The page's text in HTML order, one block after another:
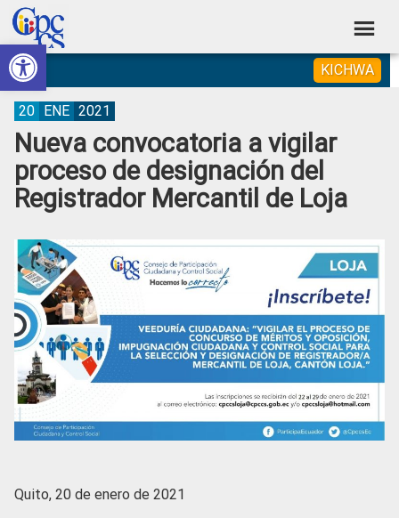
Abrir barra de herramientas
Skip
to
primary
navigation
Skip
to
main
content
Skip
to
primary
sidebar
Skip
to
footer
Consejo
de
Participación
Ciudadana
Control
Social
Construyendo
Poder
Ciudadano
KICHWA
Nueva convocatoria a vigilar
proceso de designación del
Registrador Mercantil de Loja
20 ENE 2021
Quito, 20 de enero de 2021